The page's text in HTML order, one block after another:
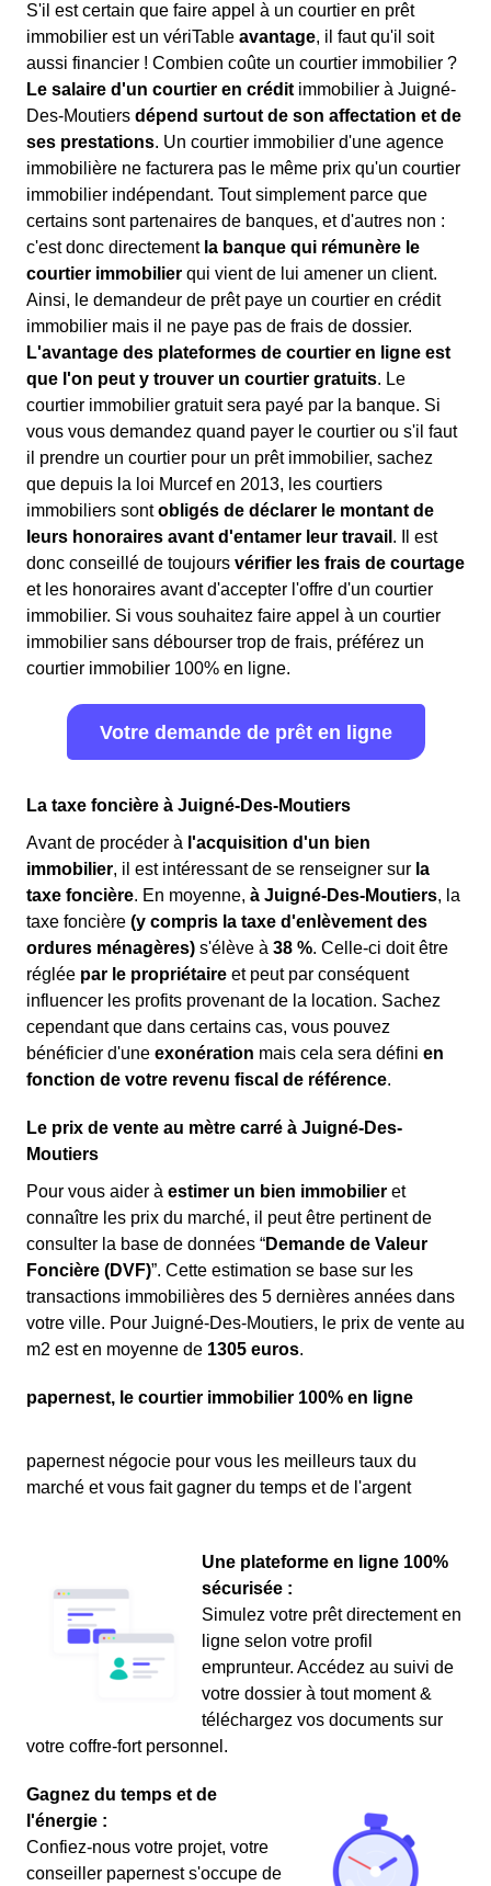
S'il est certain que faire appel à un courtier en prêt
immobilier est un vériTable avantage, il faut qu'il soit
aussi financier ! Combien coûte un courtier immobilier ?
Le salaire d'un courtier en crédit immobilier à Juigné-
Des-Moutiers dépend surtout de son affectation et de
ses prestations. Un courtier immobilier d'une agence
immobilière ne facturera pas le même prix qu'un courtier
immobilier indépendant. Tout simplement parce que
certains sont partenaires de banques, et d'autres non :
c'est donc directement la banque qui rémunère le
courtier immobilier qui vient de lui amener un client.
Ainsi, le demandeur de prêt paye un courtier en crédit
immobilier mais il ne paye pas de frais de dossier.
L'avantage des plateformes de courtier en ligne est
que l'on peut y trouver un courtier gratuits. Le
courtier immobilier gratuit sera payé par la banque. Si
vous vous demandez quand payer le courtier ou s'il faut
il prendre un courtier pour un prêt immobilier, sachez
que depuis la loi Murcef en 2013, les courtiers
immobiliers sontobligés de déclarer le montant de
leurs honoraires avant d'entamer leur travail . Il est
donc conseillé de toujours vérifier les frais de courtage
et les honoraires avant d'accepter l'offre d'un courtier
immobilier. Si vous souhaitez faire appel à un courtier
immobilier sans débourser trop de frais, préférez un
courtier immobilier 100% en ligne.
Votre demande de prêt en ligne
La taxe foncière à Juigné-Des-Moutiers
Avant de procéder à l'acquisition d'un bien
immobilier, il est intéressant de se renseigner sur la
taxe foncière. En moyenne, à Juigné-Des-Moutiers, la
taxe foncière (y compris la taxe d'enlèvement des
ordures ménagères) s'élève à 38 %. Celle-ci doit être
réglée par le propriétaire et peut par conséquent
influencer les profits provenant de la location. Sachez
cependant que dans certains cas, vous pouvez
bénéficier d'une exonération mais cela sera défini en
fonction de votre revenu fiscal de référence.
Le prix de vente au mètre carré à Juigné-Des-
Moutiers
Pour vous aider à estimer un bien immobilier et
connaître les prix du marché, il peut être pertinent de
consulter la base de données “Demande de Valeur
Foncière (DVF)”. Cette estimation se base sur les
transactions immobilières des 5 dernières années dans
votre ville. Pour Juigné-Des-Moutiers, le prix de vente au
m2 est en moyenne de 1305 euros.
papernest, le courtier immobilier 100% en ligne
papernest négocie pour vous les meilleurs taux du
marché et vous fait gagner du temps et de l'argent
Une plateforme en ligne 100%
sécurisée :
Simulez votre prêt directement en
ligne selon votre profil
emprunteur. Accédez au suivi de
votre dossier à tout moment &
téléchargez vos documents sur
votre coffre-fort personnel.
Gagnez du temps et de
l'énergie :
Confiez-nous votre projet, votre
conseiller papernest s'occupe de